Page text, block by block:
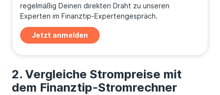
regelmäßig Deinen direkten Draht zu unseren
Experten im Finanztip-Expertengespräch.
Jetzt anmelden
Vergleiche Strompreise mit
dem Finanztip-Stromrechner